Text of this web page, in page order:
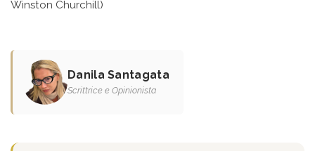
Winston Churchill)
Danila Santagata
Scrittrice e Opinionista